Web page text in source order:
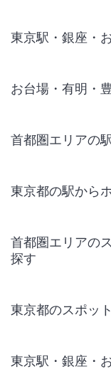
東京駅・銀座・
お台場・有明・
首都圏エリアの
東京都の駅から
首都圏エリアの
探す
東京都のスポッ
東京駅・銀座・